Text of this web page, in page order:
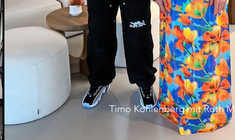
Timo Kohlenberg mit Ruth